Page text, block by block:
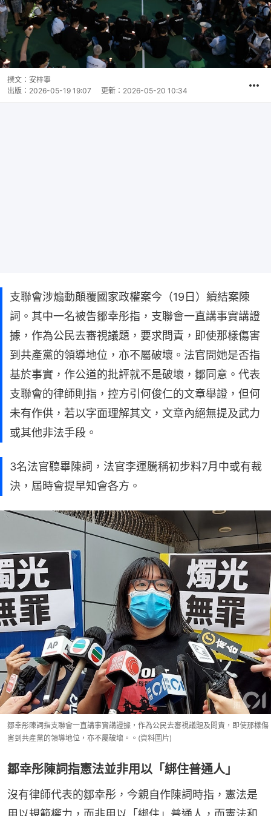
撰文： 安梓寧
出版： 2026-05-19 19:07 更新： 2026-05-20 10:34
支聯會涉煽動顛覆國家政權案今（19日）續結案陳
詞。其中一名被告鄒幸彤指，支聯會一直講事實講證
據，作為公民去審視議題，要求問責，即使那樣傷害
到共產黨的領導地位，亦不屬破壞。法官問她是否指
基於事實，作公道的批評就不是破壞，鄒同意。代表
支聯會的律師則指，控方引何俊仁的文章舉證，但何
未有作供，若以字面理解其文，文章內絕無提及武力
或其他非法手段。
3名法官聽畢陳詞，法官李運騰稱初步料7月中或有裁
決，屆時會提早知會各方。
鄒幸彤陳詞指支聯會一直講事實講證據，作為公民去審視議題及問責，即使那樣傷
害到共產黨的領導地位，亦不屬破壞。。(資料圖片)
鄒幸彤陳詞指憲法並非用以「綁住普通人」
沒有律師代表的鄒幸彤，今親自作陳詞時指，憲法是